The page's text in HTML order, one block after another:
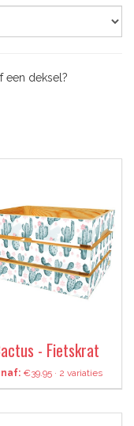
een deksel?
- Fietskrat
€39.95 · 2 variaties